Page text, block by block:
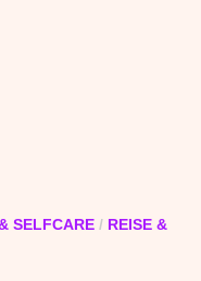
SELFCARE/ REISE &